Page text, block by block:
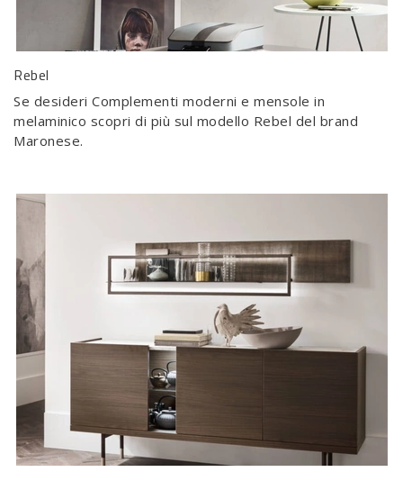
Rebel
Se desideri Complementi moderni e mensole in
melaminico scopri di più sul modello Rebel del brand
Maronese.